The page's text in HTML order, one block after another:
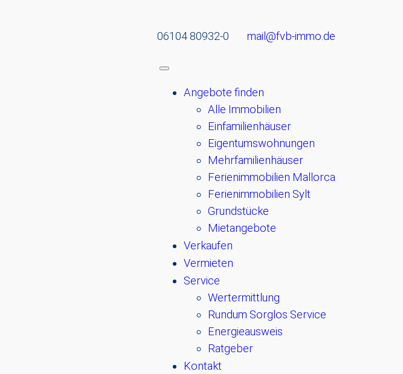
06104 80932-0 mail@fvb-immo.de
Angebote finden
Alle Immobilien
Einfamilienhäuser
Eigentumswohnungen
Mehrfamilienhäuser
Ferienimmobilien Mallorca
Ferienimmobilien Sylt
Grundstücke
Mietangebote
Verkaufen
Vermieten
Service
Wertermittlung
Rundum Sorglos Service
Energieausweis
Ratgeber
Kontakt